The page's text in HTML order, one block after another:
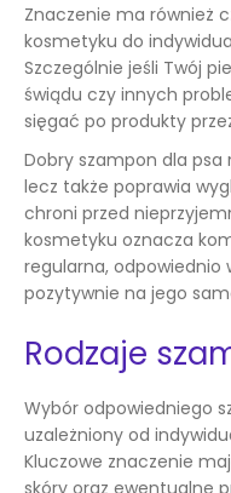
Znaczenie ma również
kosmetyku do
Szczególnie jeśli Twój
świądu czy innych
sięgać po produkty
Dobry szampon dla psa
lecz także poprawia
chroni przed
kosmetyku oznacza
regularna, odpowiednio
pozytywnie na jego
Rodzaje
Wybór odpowiedniego
uzależniony od
Kluczowe znaczenie
skóry oraz ewentualne